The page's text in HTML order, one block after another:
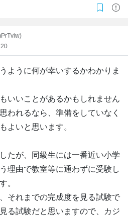
ように何が幸いするかわかりま
いいことがあるかもしれません
われるなら、準備をしていなく
よいと思います。
たが、同級生には一番近い小学
理由で教室等に通わずに受験し
。
それまでの完成度を見る試験で
る試験だと思いますので、カジ